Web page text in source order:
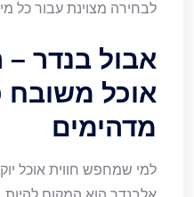
לבחירה מצוינת עבור כל
אבול בנדר –
אוכל משובח
מדהימים
למי שמחפש חווית אוכל